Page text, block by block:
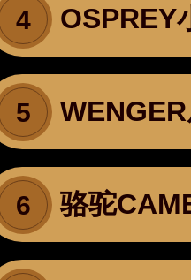
4 OSPREY
5
6 骆驼